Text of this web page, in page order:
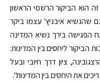
הוא הביקור הרשמי הראשון
שהנשיא איבניץ' עצמו ביקר
הפגישה בירך נשיא המדינה
הביקור ליחסים בין המדינות:
ציון דרך חיובי ובעל
את היחסים בין המדינות".